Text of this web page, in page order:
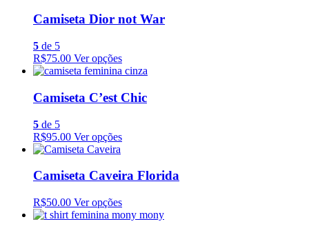
Camiseta Dior not War
5 de 5
R$75.00 Ver opções
Camiseta C’est Chic
5 de 5
R$95.00 Ver opções
Camiseta Caveira Florida
R$50.00 Ver opções